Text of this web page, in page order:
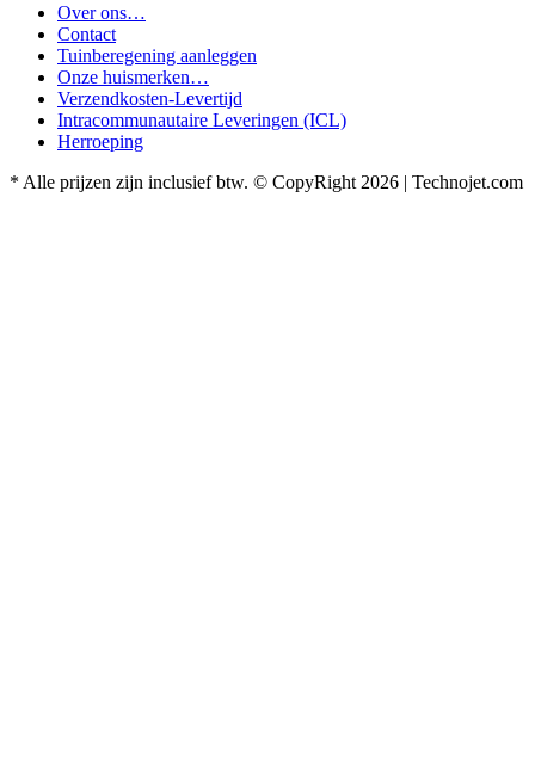
Over ons…
Contact
Tuinberegening aanleggen
Onze huismerken…
Verzendkosten-Levertijd
Intracommunautaire Leveringen (ICL)
Herroeping
* Alle prijzen zijn inclusief btw. © CopyRight 2026 | Technojet.com